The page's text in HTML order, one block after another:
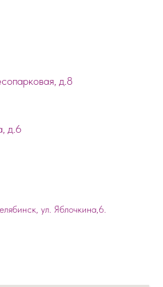
д.8
д.6
ул. Яблочкина,6.